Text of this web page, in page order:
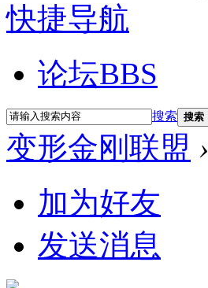
快捷导航
论坛BBS
搜索 搜索
变形金刚联盟 ›
加为好友
发送消息